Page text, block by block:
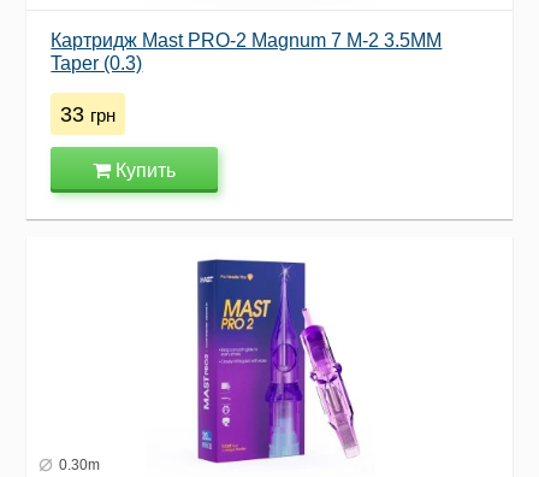
Картридж Mast PRO-2 Magnum 7 M-2 3.5MM
Taper (0.3)
33 грн
Купить
0.30m